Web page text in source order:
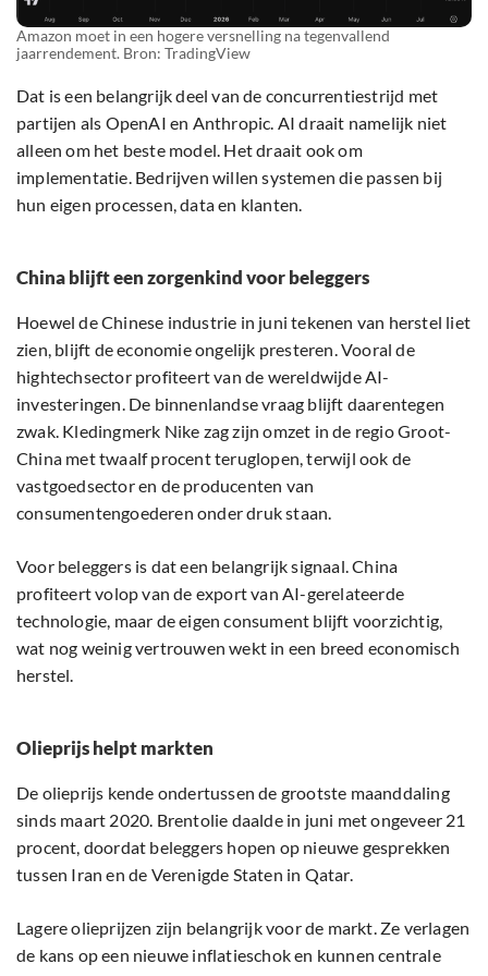
Amazon moet in een hogere versnelling na tegenvallend
jaarrendement. Bron: TradingView
Dat is een belangrijk deel van de concurrentiestrijd met
partijen als OpenAI en Anthropic. AI draait namelijk niet
alleen om het beste model. Het draait ook om
implementatie. Bedrijven willen systemen die passen bij
hun eigen processen, data en klanten.
China blijft een zorgenkind voor beleggers
Hoewel de Chinese industrie in juni tekenen van herstel liet
zien, blijft de economie ongelijk presteren. Vooral de
hightechsector profiteert van de wereldwijde AI-
investeringen. De binnenlandse vraag blijft daarentegen
zwak. Kledingmerk Nike zag zijn omzet in de regio Groot-
China met twaalf procent teruglopen, terwijl ook de
vastgoedsector en de producenten van
consumentengoederen onder druk staan.
Voor beleggers is dat een belangrijk signaal. China
profiteert volop van de export van AI-gerelateerde
technologie, maar de eigen consument blijft voorzichtig,
wat nog weinig vertrouwen wekt in een breed economisch
herstel.
Olieprijs helpt markten
De olieprijs kende ondertussen de grootste maanddaling
sinds maart 2020. Brentolie daalde in juni met ongeveer 21
procent, doordat beleggers hopen op nieuwe gesprekken
tussen Iran en de Verenigde Staten in Qatar.
Lagere olieprijzen zijn belangrijk voor de markt. Ze verlagen
de kans op een nieuwe inflatieschok en kunnen centrale